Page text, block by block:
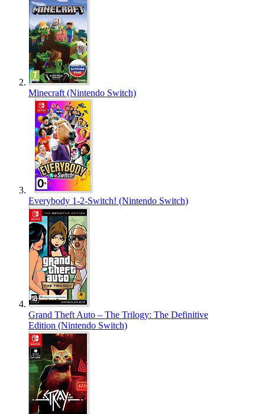
Minecraft (Nintendo Switch)
Everybody 1-2-Switch! (Nintendo Switch)
Grand Theft Auto – The Trilogy: The Definitive
Edition (Nintendo Switch)